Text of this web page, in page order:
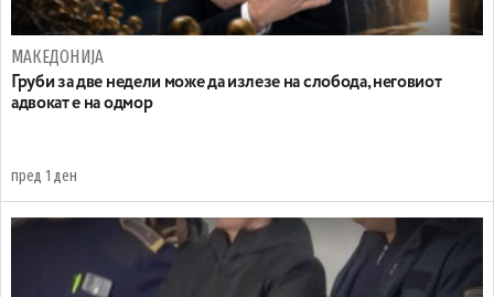
МАКЕДОНИЈА
Груби за две недели може да излезе на слобода, неговиот
адвокат е на одмор
пред 1 ден